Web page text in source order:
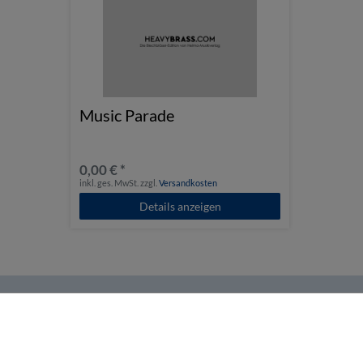
Music Parade
0,00 € *
inkl. ges. MwSt. zzgl.Versandkosten
Details anzeigen